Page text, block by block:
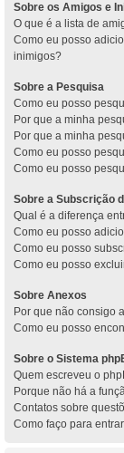
Sobre os Amigos e
O que é a lista de
Como eu posso
inimigos?
Sobre a Pesquisa
Como eu posso
Por que a minha
Por que a minha
Como eu posso
Como eu posso
Sobre a Subscrição
Qual é a diferença
Como eu posso
Como eu posso
Como eu posso
Sobre Anexos
Por que não consigo
Como eu posso
Sobre o Sistema
Quem escreveu o
Porque não há a
Contatos sobre
Como faço para